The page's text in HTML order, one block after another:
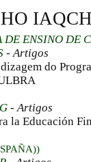
DE ENSINO DE
- Artigos
do
- Artigos
la Educación